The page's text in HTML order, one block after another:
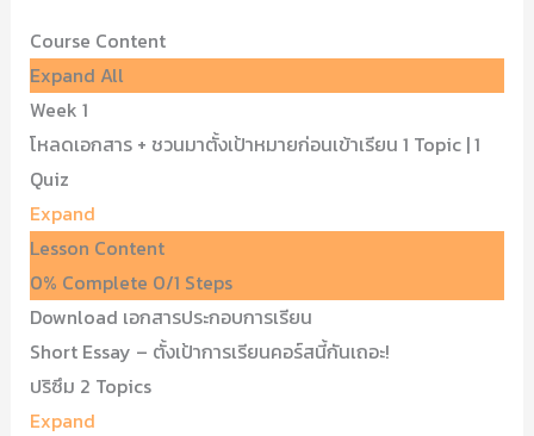
Course Content
Expand All
Week 1
โหลดเอกสาร + ชวนมาตั้งเป้าหมายก่อนเข้าเรียน 1 Topic |1
Quiz
Expand
Lesson Content
0% Complete 0/1 Steps
Download เอกสารประกอบการเรียน
Short Essay – ตั้งเป้าการเรียนคอร์สนี้กันเถอะ!
ปริซึม 2 Topics
Expand